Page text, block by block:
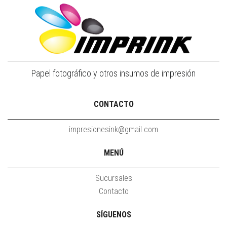
Papel fotográfico y otros insumos de impresión
CONTACTO
impresionesink@gmail.com
MENÚ
Sucursales
Contacto
SÍGUENOS